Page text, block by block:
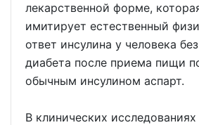
лекарственной форме,
имитирует естественный
ответ инсулина у человека
диабета после приема пищи
обычным инсулином аспарт.
В клинических